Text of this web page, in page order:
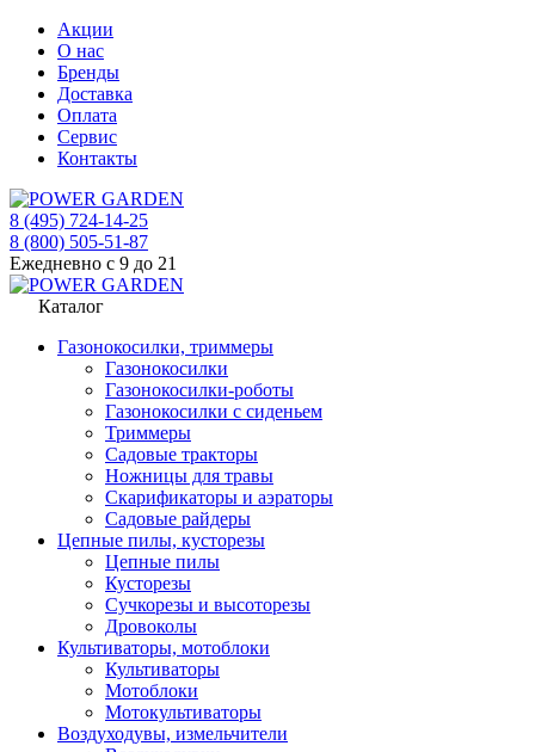
Акции
О нас
Бренды
Доставка
Оплата
Сервис
Контакты
8 (495) 724-14-25
8 (800) 505-51-87
Ежедневно с 9 до 21
Каталог
Газонокосилки, триммеры
Газонокосилки
Газонокосилки-роботы
Газонокосилки с сиденьем
Триммеры
Садовые тракторы
Ножницы для травы
Скарификаторы и аэраторы
Садовые райдеры
Цепные пилы, кусторезы
Цепные пилы
Кусторезы
Сучкорезы и высоторезы
Дровоколы
Культиваторы, мотоблоки
Культиваторы
Мотоблоки
Мотокультиваторы
Воздуходувы, измельчители